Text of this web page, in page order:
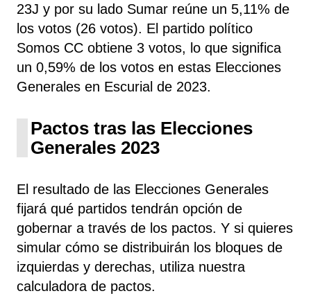
23J y por su lado Sumar reúne un 5,11% de
los votos (26 votos). El partido político
Somos CC obtiene 3 votos, lo que significa
un 0,59% de los votos en estas Elecciones
Generales en Escurial de 2023.
Pactos tras las Elecciones
Generales 2023
El resultado de las Elecciones Generales
fijará qué partidos tendrán opción de
gobernar a través de los pactos. Y si quieres
simular cómo se distribuirán los bloques de
izquierdas y derechas, utiliza nuestra
calculadora de pactos.